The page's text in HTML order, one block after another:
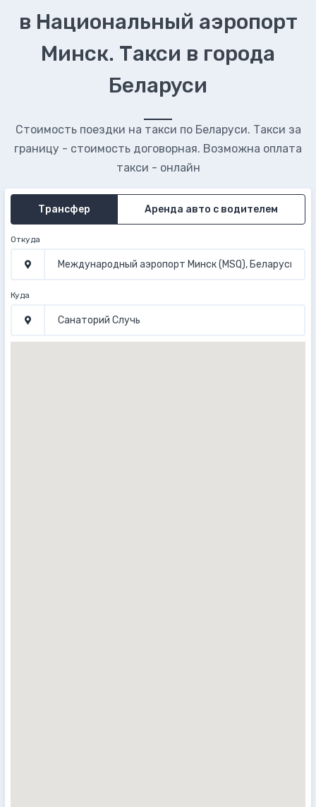
в Национальный аэропорт
Минск. Такси в города
Беларуси
Стоимость поездки на такси по Беларуси. Такси за
границу - стоимость договорная. Возможна оплата
такси - онлайн
Трансфер Аренда авто с водителем
Откуда
Куда